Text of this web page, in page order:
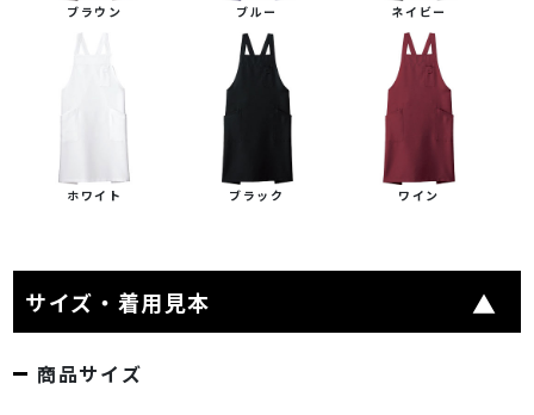
ブラウン ブルー ネイビー
ホワイト ブラック ワイン
サイズ・着用見本
商品サイズ